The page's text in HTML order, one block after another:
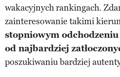
wakacyjnych rankingach.
zainteresowanie takimi
stopniowym
od najbardziej
poszukiwaniu bardziej